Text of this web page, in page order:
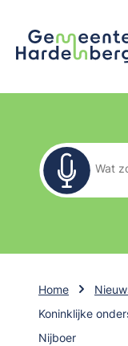
Wat zoekt u?
Home
Koninklijke
Nijboer